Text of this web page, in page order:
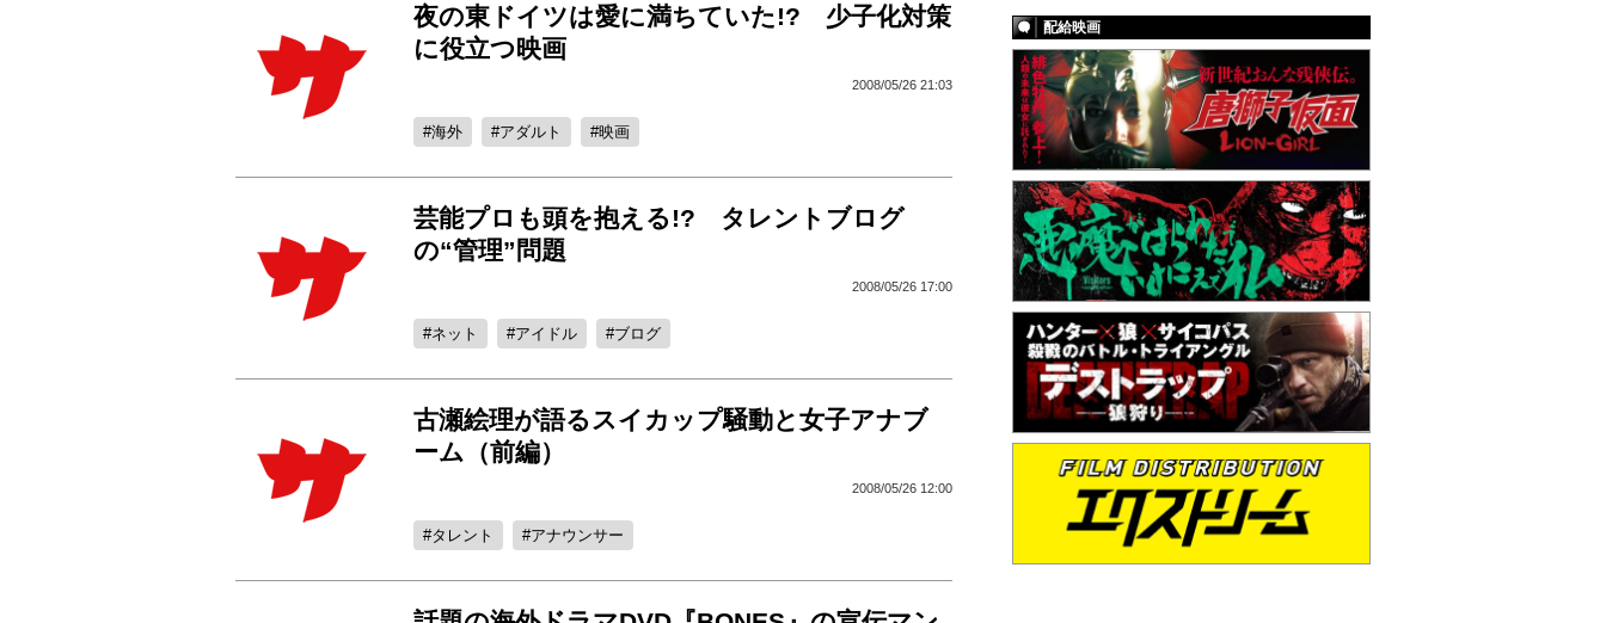
夜の東ドイツは愛に満ちていた!? 少子化対策
に役立つ映画
2008/05/26 21:03
海外 アダルト 映画
芸能プロも頭を抱える!? タレントブログ
の“管理”問題
2008/05/26 17:00
ネット アイドル ブログ
古瀬絵理が語るスイカップ騒動と女子アナブ
ーム（前編）
2008/05/26 12:00
タレント アナウンサー
配給映画